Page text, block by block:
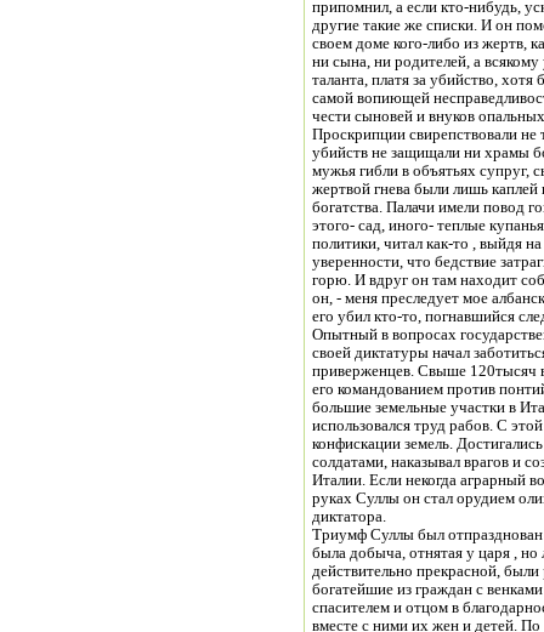
припомнил, а если кто-нибудь,
другие такие же списки. И он
своем доме кого-либо из жертв,
ни сына, ни родителей, а
таланта, платя за убийство,
самой вопиющей
чести сыновей и внуков
Проскрипции свирепствовали
убийств не защищали ни храмы
мужья гибли в объятьях супруг,
жертвой гнева были лишь каплей
богатства. Палачи имели повод
этого- сад, иного- теплые
политики, читал как-то , выйдя
уверенности, что бедствие
горю. И вдруг он там находит
он, - меня преследует мое
его убил кто-то, погнавшийся
Опытный в вопросах
своей диктатуры начал
приверженцев. Свыше 120тысяч
его командованием против
большие земельные участки в
использовался труд рабов. С
конфискации земель.
солдатами, наказывал врагов и
Италии. Если некогда аграрный
руках Суллы он стал орудием
диктатора.
Триумф Суллы был
была добыча, отнятая у царя ,
действительно прекрасной,
богатейшие из граждан с
спасителем и отцом в
вместе с ними их жен и детей.